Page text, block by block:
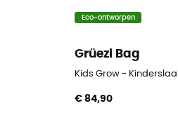
Eco-ontworpen
Grüezi Bag
Kids Grow -
€ 84,90